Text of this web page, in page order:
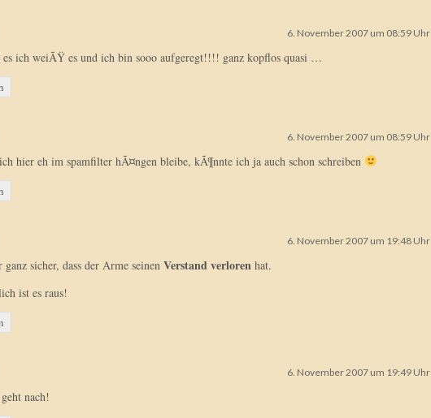
6. November 2007 um 08:59 Uhr
ich weiÃŸ es und ich bin sooo aufgeregt!!!! ganz kopflos quasi …
6. November 2007 um 08:59 Uhr
hier eh im spamfilter hÃ¤ngen bleibe, kÃ¶nnte ich ja auch schon schreiben
6. November 2007 um 19:48 Uhr
sicher, dass der Arme seinen Verstand verloren hat.
ist es raus!
6. November 2007 um 19:49 Uhr
nach!